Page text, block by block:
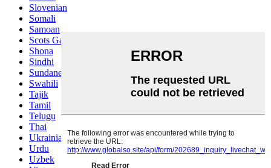
Slovenian
Somali
Samoan
Scots Gaelic
Shona
Sindhi
Sundanese
Swahili
Tajik
Tamil
Telugu
Thai
Ukrainian
Urdu
Uzbek